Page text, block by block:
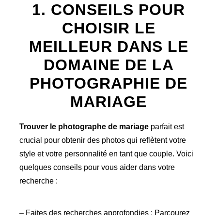
1. CONSEILS POUR
CHOISIR LE
MEILLEUR DANS LE
DOMAINE DE LA
PHOTOGRAPHIE DE
MARIAGE
Trouver le photographe de mariage parfait est
crucial pour obtenir des photos qui reflètent votre
style et votre personnalité en tant que couple. Voici
quelques conseils pour vous aider dans votre
recherche :
– Faites des recherches approfondies : Parcourez